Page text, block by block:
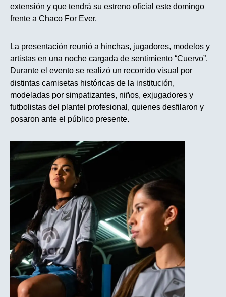
extensión y que tendrá su estreno oficial este domingo
frente a Chaco For Ever.
La presentación reunió a hinchas, jugadores, modelos y
artistas en una noche cargada de sentimiento “Cuervo”.
Durante el evento se realizó un recorrido visual por
distintas camisetas históricas de la institución,
modeladas por simpatizantes, niños, exjugadores y
futbolistas del plantel profesional, quienes desfilaron y
posaron ante el público presente.